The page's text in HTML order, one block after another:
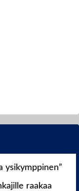
ysikymppinen”
raakaa